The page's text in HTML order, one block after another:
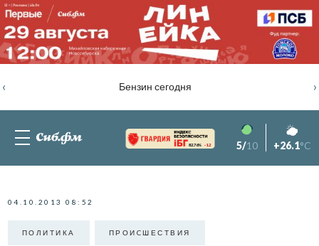
Бензин сегодня
‹ ›
82.76% -1.2 5/10 +26.1°C
04.10.2013 08:52
ПОЛИТИКА ПРОИCШЕСТВИЯ